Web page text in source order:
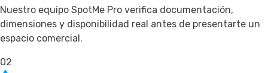
Nuestro equipo SpotMe Pro verifica documentación,
dimensiones y disponibilidad real antes de presentarte un
espacio comercial.
02